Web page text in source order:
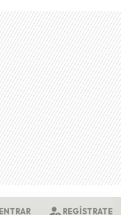
ENTRAR REGÍSTRATE